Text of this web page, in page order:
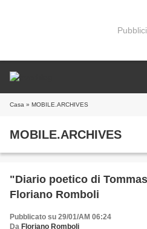
Casa » MOBILE.ARCHIVES
MOBILE.ARCHIVES
"Diario poetico di
Floriano Romboli
Pubblicato su 29/01/AM 06:24
Da Floriano Romboli